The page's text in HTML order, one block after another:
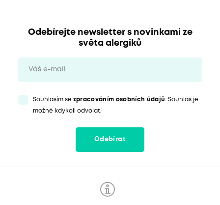
Odebírejte newsletter s novinkami ze
světa alergiků
Souhlasím se zpracováním osobních údajů. Souhlas je
možné kdykoli odvolat.
Odebírat